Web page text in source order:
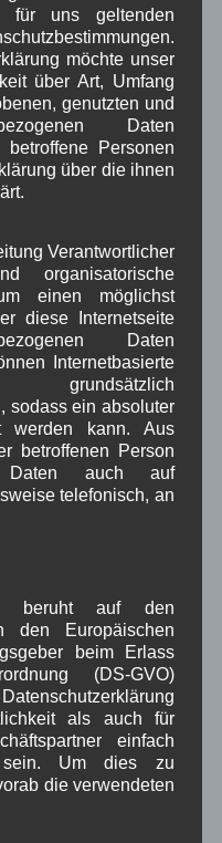
1-13
,
Corona
Fest ,
,
,Isarkies ,
,
Ochsenrennen
für uns geltenden
möchte unser
über Art, Umfang
genutzten und
Daten
Personen
über die ihnen
Verantwortlicher
organisatorische
einen möglichst
diese Internetseite
Daten
Internetbasierte
grundsätzlich
sodass ein absoluter
werden kann. Aus
betroffenen Person
Daten auch auf
telefonisch, an
beruht auf den
den Europäischen
beim Erlass
(DS-GVO)
als auch für
einfach
sein. Um dies zu
die verwendeten